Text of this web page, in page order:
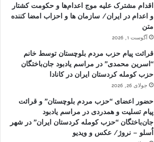
اقدام مشترک علیه موج اعدام‌ها و حکومت کشتار
و اعدام در ایران/ سازمان ها و احزاب امضا کننده
متن
آگوست 1, 2026
قرائت پیام حزب مردم بلوچستان توسط خانم
“اسرین محمدی” در مراسم یادبود جان‌باختگان
حزب کومله کردستان ایران در کانادا
جولای 26, 2026
حضور اعضای “حزب مردم بلوچستان” و قرائت
پیام تسلیت و همدردی در مراسم یادبود
جان‌باختگان “حزب کومله کردستان ایران” در شهر
اُسلو – نروژ/ عکس و ویدیو